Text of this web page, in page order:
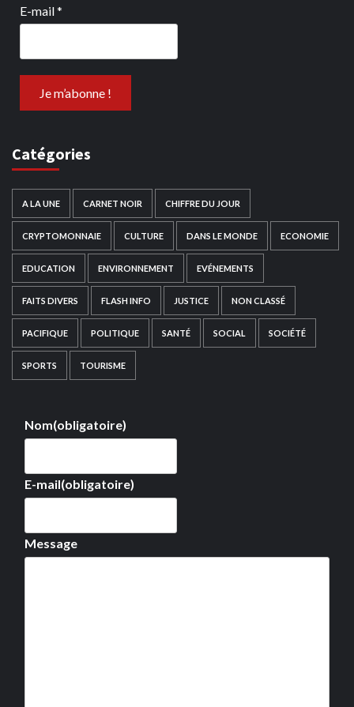
E-mail*
Catégories
A LA UNE CARNET NOIR CHIFFRE DU JOUR
CRYPTOMONNAIE CULTURE DANS LE MONDE ECONOMIE
EDUCATION ENVIRONNEMENT EVÉNEMENTS
FAITS DIVERS FLASH INFO JUSTICE NON CLASSÉ
PACIFIQUE POLITIQUE SANTÉ SOCIAL SOCIÉTÉ
SPORTS TOURISME
Nom(obligatoire)
E-mail(obligatoire)
Message